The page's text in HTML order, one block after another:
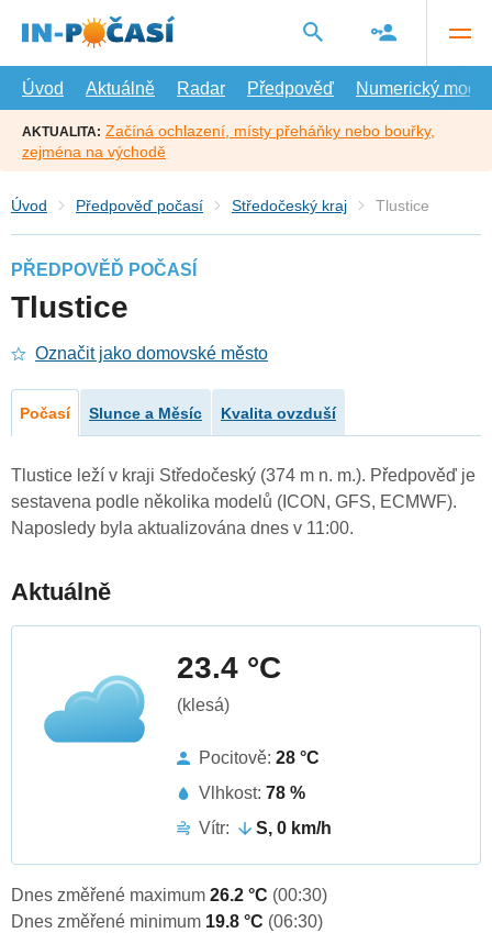
hlavní
Úvod
Aktuálně Radar Předpověď Numerický model
AKTUALITA: Začíná ochlazení, místy přeháňky nebo bouřky,
zejména na východě
Úvod Předpověď počasí Středočeský kraj Tlustice
PŘEDPOVĚĎ POČASÍ
Tlustice
Označit jako domovské město
Počasí Slunce a Měsíc Kvalita ovzduší
Tlustice leží v kraji Středočeský (374 m n. m.). Předpověď je
sestavena podle několika modelů (ICON, GFS, ECMWF).
Naposledy byla aktualizována dnes v 11:00.
Aktuálně
23.4 °C
(klesá)
Pocitově: 28 °C
Vlhkost: 78 %
Vítr:
S, 0 km/h
Dnes změřené maximum 26.2 °C (00:30)
Dnes změřené minimum 19.8 °C (06:30)